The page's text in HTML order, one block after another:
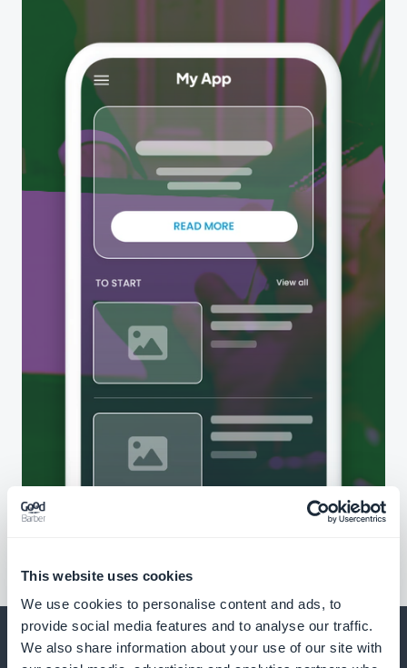
This website uses cookies
We use cookies to personalise content and ads, to
provide social media features and to analyse our traffic.
We also share information about your use of our site with